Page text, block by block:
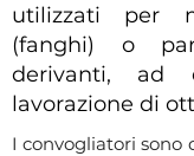
utilizzati per
(fanghi) o
derivanti, ad
lavorazione di
I convogliatori sono